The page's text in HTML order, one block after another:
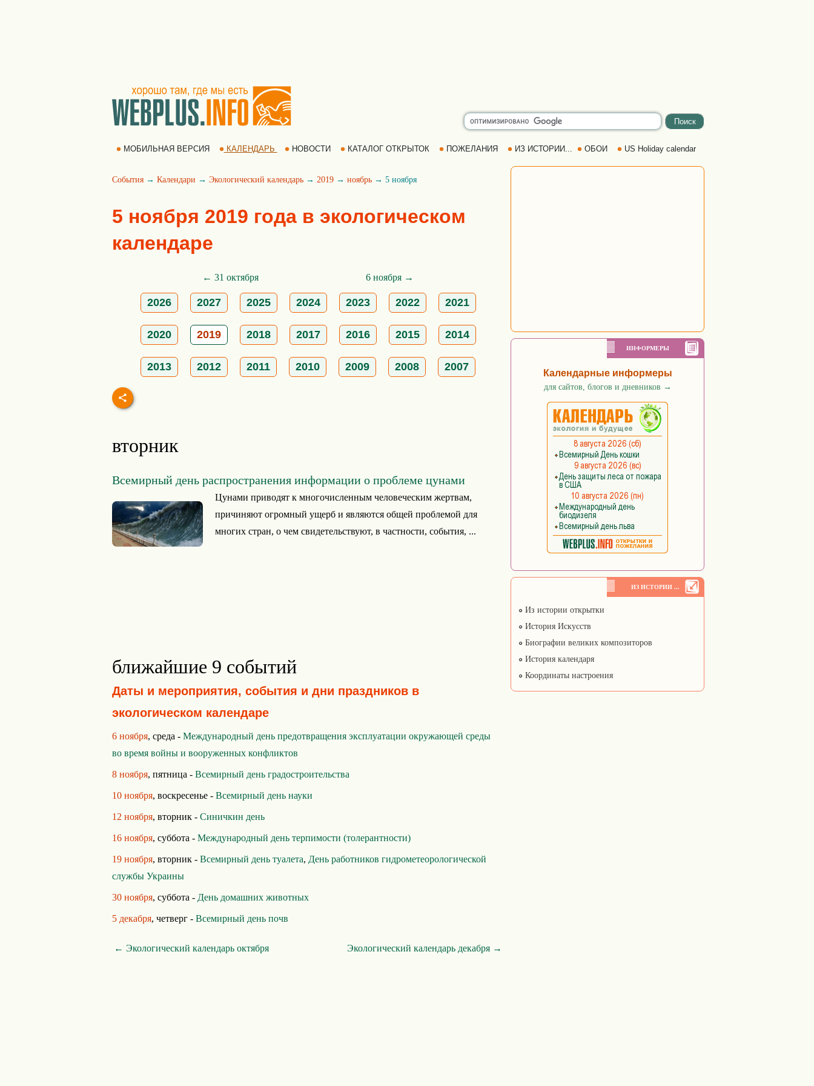
МОБИЛЬНАЯ ВЕРСИЯ КАЛЕНДАРЬ НОВОСТИ КАТАЛОГ ОТКРЫТОК ПОЖЕЛАНИЯ ИЗ ИСТОРИИ... ОБОИ US Holiday calendar
События → Календари → Экологический календарь → 2019 → ноябрь → 5 ноября
5 ноября 2019 года в экологическом
календаре
← 31 октября 6 ноября →
2026 2027 2025 2024 2023 2022 2021
2020 2019 2018 2017 2016 2015 2014
2013 2012 2011 2010 2009 2008 2007
вторник
Всемирный день распространения информации о проблеме цунами
Цунами приводят к многочисленным человеческим жертвам,
причиняют огромный ущерб и являются общей проблемой для
многих стран, о чем свидетельствуют, в частности, события, ...
ближайшие 9 событий
Даты и мероприятия, события и дни праздников в
экологическом календаре
6 ноября, среда - Международный день предотвращения эксплуатации окружающей среды
во время войны и вооруженных конфликтов
8 ноября, пятница - Всемирный день градостроительства
10 ноября, воскресенье - Всемирный день науки
12 ноября, вторник - Синичкин день
16 ноября, суббота - Международный день терпимости (толерантности)
19 ноября, вторник - Всемирный день туалета, День работников гидрометеорологической
службы Украины
30 ноября, суббота - День домашних животных
5 декабря, четверг - Всемирный день почв
← Экологический календарь октября Экологический календарь декабря →
ИНФОРМЕРЫ
Календарные информеры
для сайтов, блогов и дневников →
ИЗ ИСТОРИИ ...
Из истории открытки
История Искусств
Биографии великих композиторов
История календаря
Координаты настроения